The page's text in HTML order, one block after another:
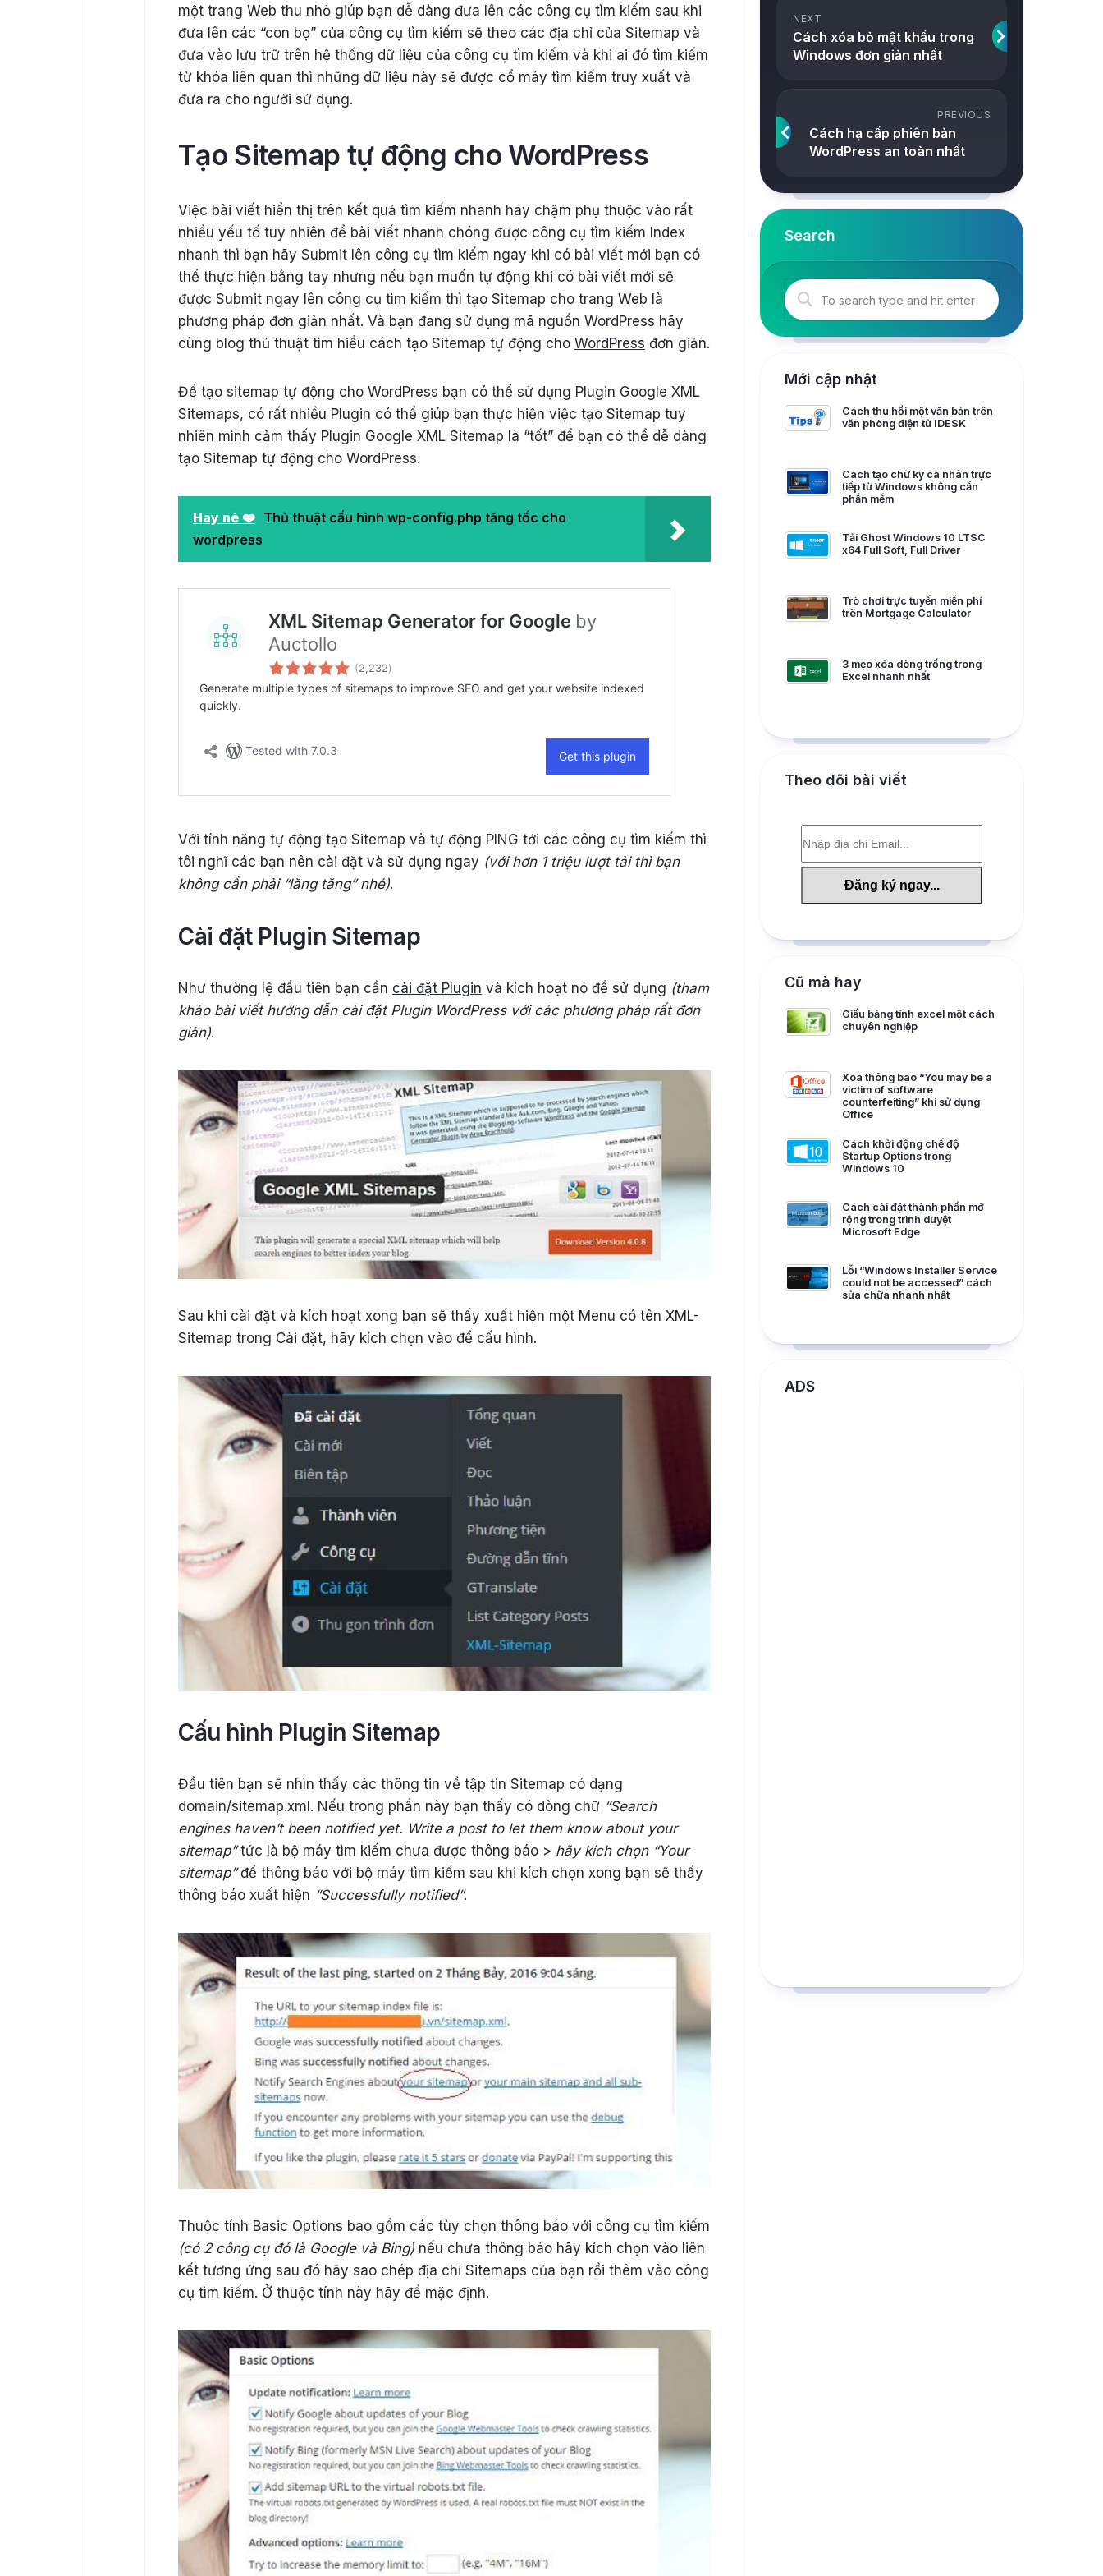
Snake
2048
Tetris
Công
cụ
một trang Web thu nhỏ giúp bạn dễ dàng đưa lên các công cụ tìm kiếm sau khi
đưa lên các “con bọ” của công cụ tìm kiếm sẽ theo các địa chỉ của Sitemap và
đưa vào lưu trữ trên hệ thống dữ liệu của công cụ tìm kiếm và khi ai đó tìm kiếm
từ khóa liên quan thì những dữ liệu này sẽ được cổ máy tìm kiếm truy xuất và
đưa ra cho người sử dụng.
Tạo Sitemap tự động cho WordPress
Việc bài viết hiển thị trên kết quả tìm kiếm nhanh hay chậm phụ thuộc vào rất
nhiều yếu tố tuy nhiên để bài viết nhanh chóng được công cụ tìm kiếm Index
nhanh thì bạn hãy Submit lên công cụ tìm kiếm ngay khi có bài viết mới bạn có
thể thực hiện bằng tay nhưng nếu bạn muốn tự động khi có bài viết mới sẽ
được Submit ngay lên công cụ tìm kiếm thì tạo Sitemap cho trang Web là
phương pháp đơn giản nhất. Và bạn đang sử dụng mã nguồn WordPress hãy
cùng blog thủ thuật tìm hiểu cách tạo Sitemap tự động cho WordPress đơn giản.
Để tạo sitemap tự động cho WordPress bạn có thể sử dụng Plugin Google XML
Sitemaps, có rất nhiều Plugin có thể giúp bạn thực hiện việc tạo Sitemap tuy
nhiên mình cảm thấy Plugin Google XML Sitemap là “tốt” để bạn có thể dễ dàng
tạo Sitemap tự động cho WordPress.
Hay nè ❤️ Thủ thuật cấu hình wp-config.php tăng tốc cho
wordpress
Với tính năng tự động tạo Sitemap và tự động PING tới các công cụ tìm kiếm thì
tôi nghĩ các bạn nên cài đặt và sử dụng ngay (với hơn 1 triệu lượt tải thì bạn
không cần phải “lăng tăng” nhé).
Cài đặt Plugin Sitemap
Như thường lệ đầu tiên bạn cần cài đặt Plugin và kích hoạt nó để sử dụng (tham
khảo bài viết hướng dẫn cài đặt Plugin WordPress với các phương pháp rất đơn
giản).
Sau khi cài đặt và kích hoạt xong bạn sẽ thấy xuất hiện một Menu có tên XML-
Sitemap trong Cài đặt, hãy kích chọn vào để cấu hình.
Cấu hình Plugin Sitemap
Đầu tiên bạn sẽ nhìn thấy các thông tin về tập tin Sitemap có dạng
domain/sitemap.xml. Nếu trong phần này bạn thấy có dòng chữ “Search
engines haven’t been notified yet. Write a post to let them know about your
sitemap”tức là bộ máy tìm kiếm chưa được thông báo > hãy kích chọn “Your
sitemap”để thông báo với bộ máy tìm kiếm sau khi kích chọn xong bạn sẽ thấy
thông báo xuất hiện “Successfully notified”.
Thuộc tính Basic Options bao gồm các tùy chọn thông báo với công cụ tìm kiếm
(có 2 công cụ đó là Google và Bing) nếu chưa thông báo hãy kích chọn vào liên
kết tương ứng sau đó hãy sao chép địa chỉ Sitemaps của bạn rồi thêm vào công
cụ tìm kiếm. Ở thuộc tính này hãy để mặc định.
NEXT
Cách xóa bỏ mật khẩu trong
Windows đơn giản nhất
PREVIOUS
Cách hạ cấp phiên bản
WordPress an toàn nhất
Search
Mới cập nhật
Cách thu hồi một văn bản trên
văn phòng điện tử IDESK
Cách tạo chữ ký cá nhân trực
tiếp từ Windows không cần
phần mềm
Tải Ghost Windows 10 LTSC
x64 Full Soft, Full Driver
Trò chơi trực tuyến miễn phí
trên Mortgage Calculator
3 mẹo xóa dòng trống trong
Excel nhanh nhất
Theo dõi bài viết
Cũ mà hay
Giấu bảng tính excel một cách
chuyên nghiệp
Xóa thông báo “You may be a
victim of software
counterfeiting” khi sử dụng
Office
Cách khởi động chế độ
Startup Options trong
Windows 10
Cách cài đặt thành phần mở
rộng trong trình duyệt
Microsoft Edge
Lỗi “Windows Installer Service
could not be accessed” cách
sửa chữa nhanh nhất
ADS